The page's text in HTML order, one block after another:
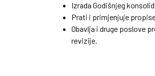
Izrada Godišnjeg
Prati i primjenjuje
Obavlja i druge poslove
revizije.